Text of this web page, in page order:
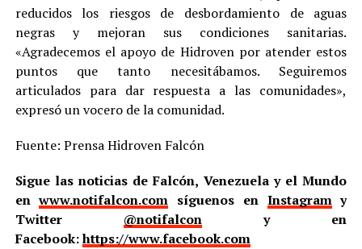
reducidos los riesgos de desbordamiento de aguas
negras y mejoran sus condiciones sanitarias.
«Agradecemos el apoyo de Hidroven por atender estos
puntos que tanto necesitábamos. Seguiremos
articulados para dar respuesta a las comunidades»,
expresó un vocero de la comunidad.
Fuente: Prensa Hidroven Falcón
Sigue las noticias de Falcón, Venezuela y el Mundo
enwww.notifalcon.com síguenos en Instagramy
Twitter @notifalcony en
Facebook:https://www.facebook.com